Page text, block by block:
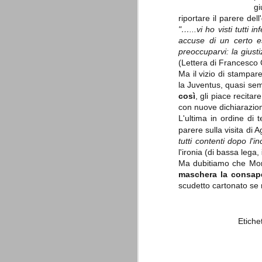
riportare il parere
"…...vi ho visti tutti
accuse di un certo
preoccuparvi: la
(Lettera di Francesco
Ma il vizio di
la Juventus, quasi
così , gli piace
con nuove
L'ultima in ordine di
parere sulla visita di
tutti contenti dopo
l'ironia (di bassa lega,
Ma dubitiamo che
maschera la
scudetto cartonato se
Quando abbiamo messo on line
questo sito la nostra squadra del
cuore stava vivendo il suo periodo
più buio, annichilita nel suo
prestigio e guidata in modo da non
dare molte speranze di un futuro
La Juve meno italiana
relativi criteri di compilazione),
che sono italiani invece solo 2 dei 10